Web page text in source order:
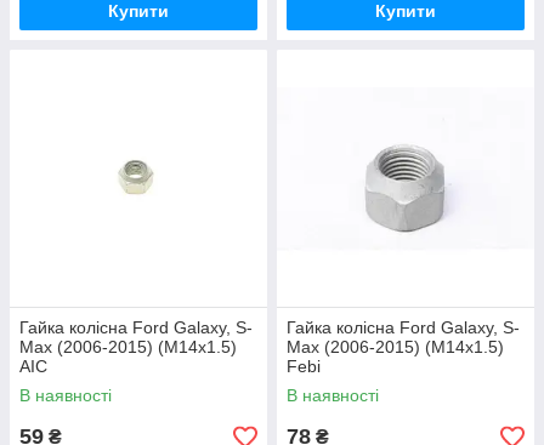
Купити Купити
Гайка колісна Ford Galaxy, S-
Max (2006-2015) (M14x1.5)
AIC
В наявності
59 ₴
Гайка колісна Ford Galaxy, S-
Max (2006-2015) (M14x1.5)
Febi
В наявності
78 ₴